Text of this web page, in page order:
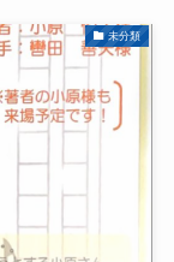
未分類